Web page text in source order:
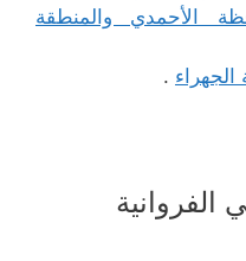
الأحمدي والمنطقة
.